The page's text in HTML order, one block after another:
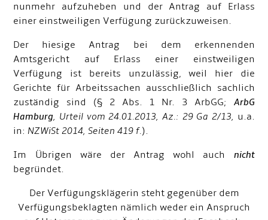
nunmehr aufzuheben und der Antrag auf Erlass
einer einstweiligen Verfügung zurückzuweisen.
Der hiesige Antrag bei dem erkennenden
Amtsgericht auf Erlass einer einstweiligen
Verfügung ist bereits unzulässig, weil hier die
Gerichte für Arbeitssachen ausschließlich sachlich
zuständig sind (§ 2 Abs. 1 Nr. 3 ArbGG; ArbG
Hamburg, Urteil vom 24.01.2013, Az.: 29 Ga 2/13, u.a.
in: NZWiSt 2014, Seiten 419 f.).
Im Übrigen wäre der Antrag wohl auch nicht
begründet.
Der Verfügungsklägerin steht gegenüber dem
Verfügungsbeklagten nämlich weder ein Anspruch